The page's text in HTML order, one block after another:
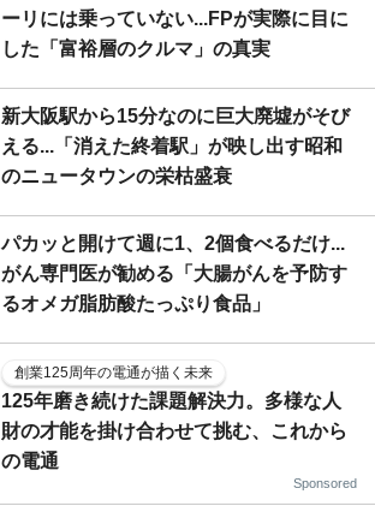
ーリには乗っていない...FPが実際に目に
した「富裕層のクルマ」の真実
新大阪駅から15分なのに巨大廃墟がそび
える...「消えた終着駅」が映し出す昭和
のニュータウンの栄枯盛衰
パカッと開けて週に1、2個食べるだけ...
がん専門医が勧める「大腸がんを予防す
るオメガ脂肪酸たっぷり食品」
創業125周年の電通が描く未来
125年磨き続けた課題解決力。多様な人
財の才能を掛け合わせて挑む、これから
の電通
Sponsored